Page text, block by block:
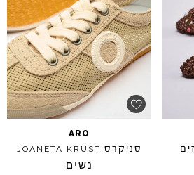
ARO
סניקרס JOANETA KRUST
נשים